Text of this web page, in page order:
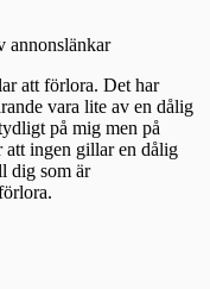
annonslänkar
att förlora. Det har
vara lite av en dålig
på mig men på
att ingen gillar en dålig
dig som är